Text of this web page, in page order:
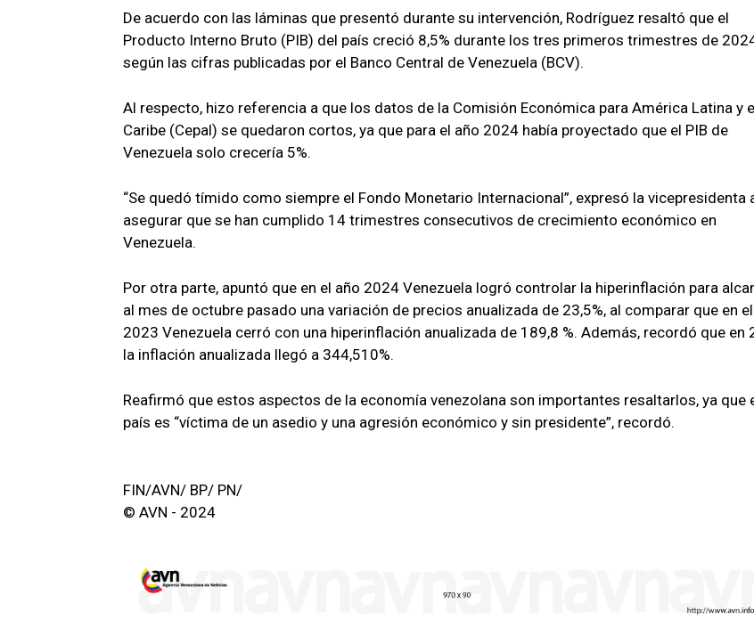
De acuerdo con las láminas que presentó durante su intervención, Rodríguez resaltó que el
Producto Interno Bruto (PIB) del país creció 8,5% durante los tres primeros trimestres de
según las cifras publicadas por el Banco Central de Venezuela (BCV).
Al respecto, hizo referencia a que los datos de la Comisión Económica para América Latina y
Caribe (Cepal) se quedaron cortos, ya que para el año 2024 había proyectado que el PIB de
Venezuela solo crecería 5%.
“Se quedó tímido como siempre el Fondo Monetario Internacional”, expresó la vicepresidenta
asegurar que se han cumplido 14 trimestres consecutivos de crecimiento económico en
Venezuela.
Por otra parte, apuntó que en el año 2024 Venezuela logró controlar la hiperinflación para
al mes de octubre pasado una variación de precios anualizada de 23,5%, al comparar que en
2023 Venezuela cerró con una hiperinflación anualizada de 189,8 %. Además, recordó que en
la inflación anualizada llegó a 344,510%.
Reafirmó que estos aspectos de la economía venezolana son importantes resaltarlos, ya que
país es “víctima de un asedio y una agresión económico y sin presidente”, recordó.
FIN/AVN/ BP/ PN/
© AVN - 2024